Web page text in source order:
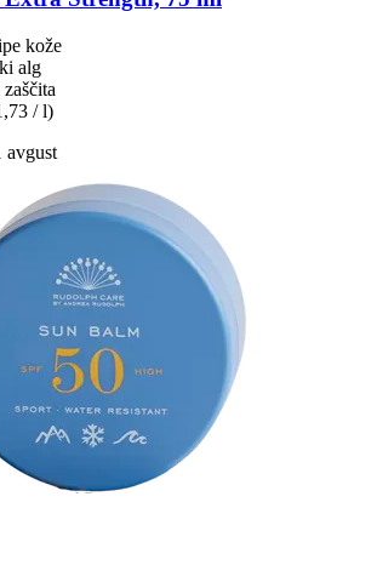
kože
alg
/ l)
avgust